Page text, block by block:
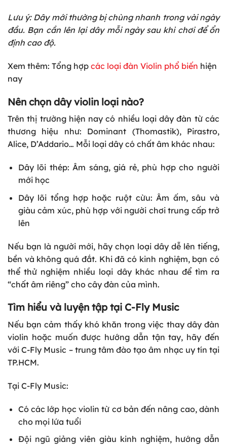
Lưu ý: Dây mới thường bị chùng nhanh trong vài ngày
đầu. Bạn cần lên lại dây mỗi ngày sau khi chơi để ổn
định cao độ.
Xem thêm: Tổng hợp các loại đàn Violin phổ biến hiện
nay
Nên chọn dây violin loại nào?
Trên thị trường hiện nay có nhiều loại dây đàn từ các
thương hiệu như: Dominant (Thomastik), Pirastro,
Alice, D’Addario… Mỗi loại dây có chất âm khác nhau:
Dây lõi thép: Âm sáng, giá rẻ, phù hợp cho người
mới học
Dây lõi tổng hợp hoặc ruột cừu: Âm ấm, sâu và
giàu cảm xúc, phù hợp với người chơi trung cấp trở
lên
Nếu bạn là người mới, hãy chọn loại dây dễ lên tiếng,
bền và không quá đắt. Khi đã có kinh nghiệm, bạn có
thể thử nghiệm nhiều loại dây khác nhau để tìm ra
“chất âm riêng” cho cây đàn của mình.
Tìm hiểu và luyện tập tại C-Fly Music
Nếu bạn cảm thấy khó khăn trong việc thay dây đàn
violin hoặc muốn được hướng dẫn tận tay, hãy đến
với C-Fly Music – trung tâm đào tạo âm nhạc uy tín tại
TP.HCM.
Tại C-Fly Music:
Có các lớp học violin từ cơ bản đến nâng cao, dành
cho mọi lứa tuổi
Đội ngũ giảng viên giàu kinh nghiệm, hướng dẫn